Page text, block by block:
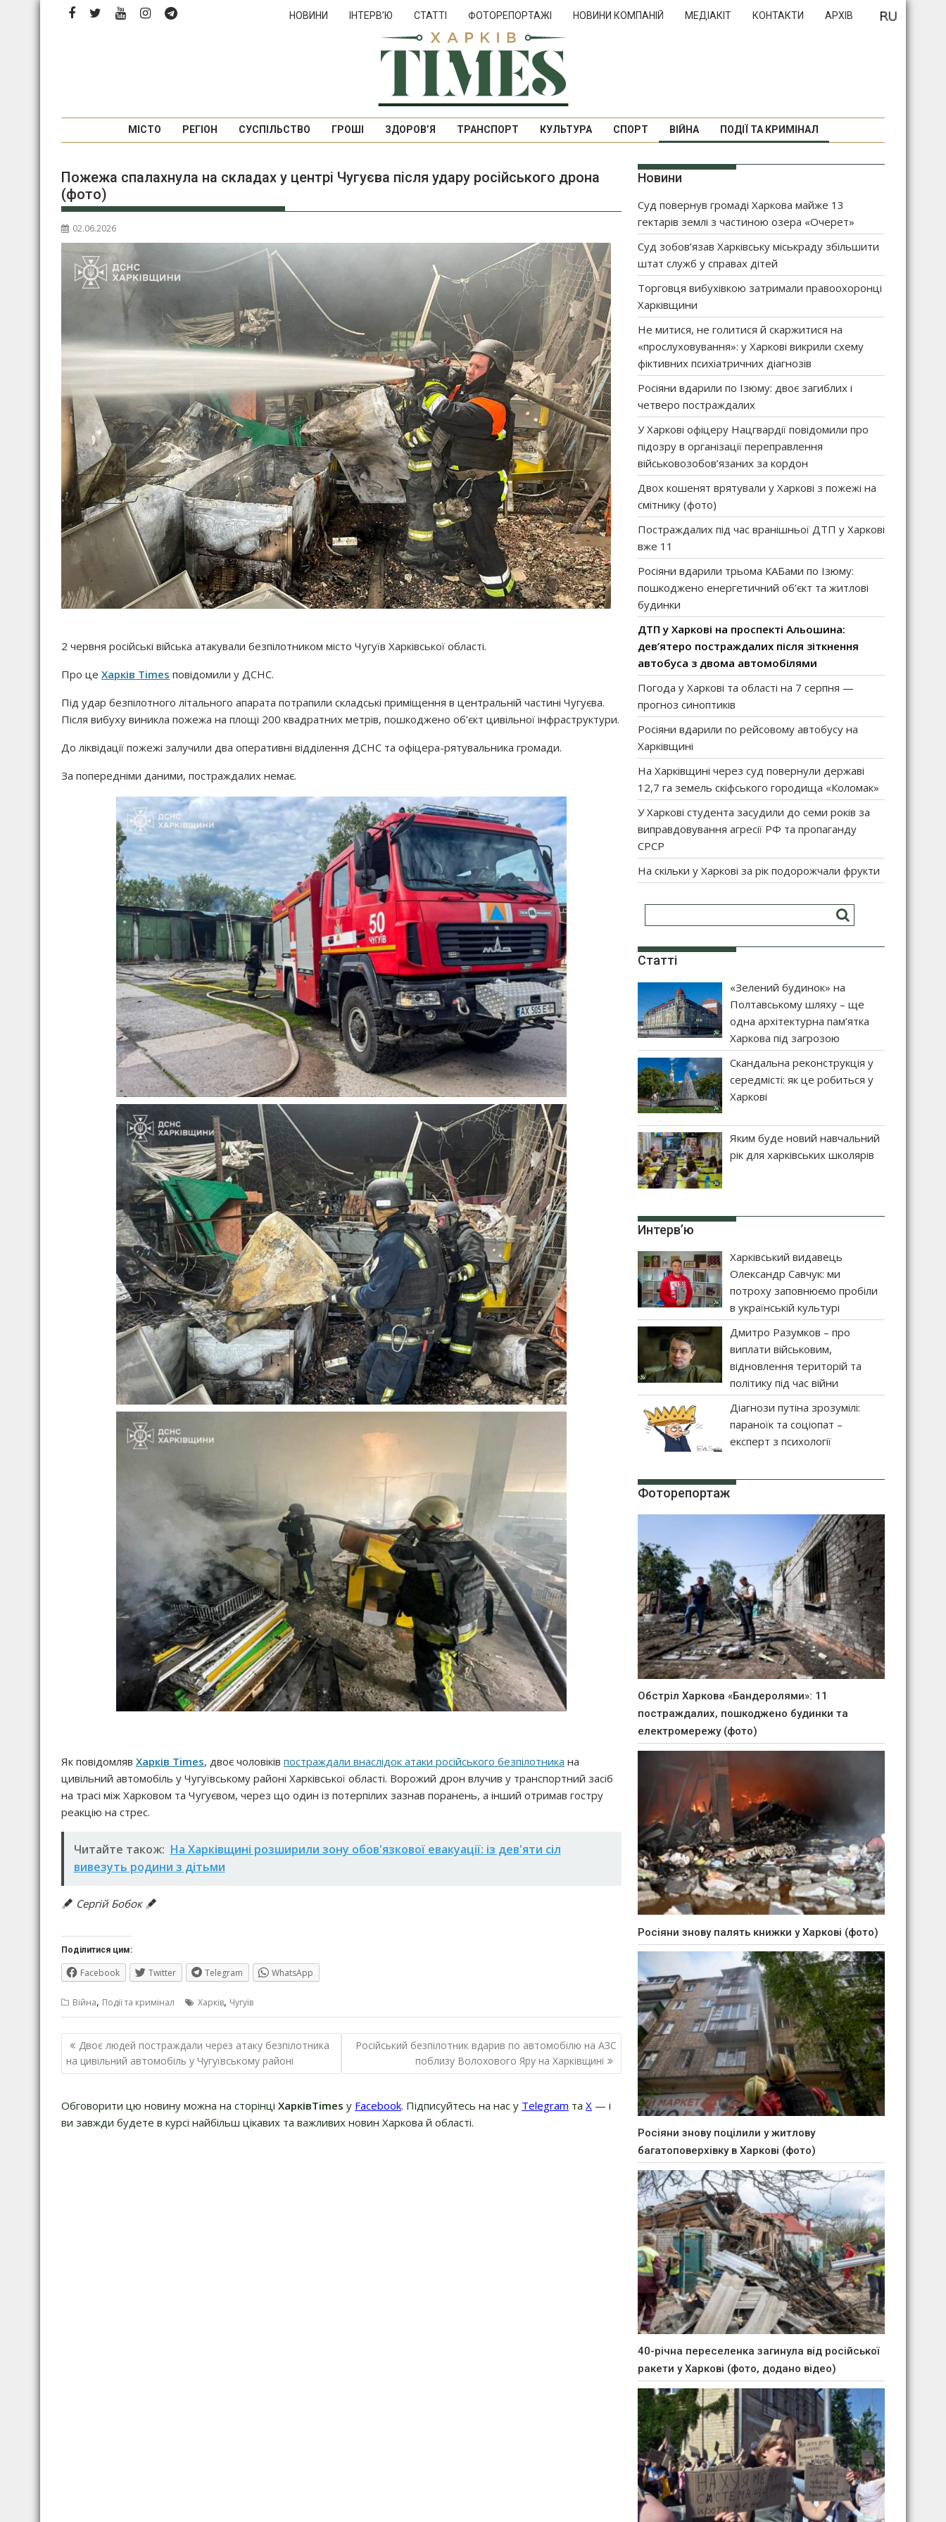
Перейти
НОВИНИ ІНТЕРВ’Ю СТАТТІ ФОТОРЕПОРТАЖІ НОВИНИ КОМПАНІЙ МЕДІАКІТ КОНТАКТИ АРХІВ
МІСТО РЕГІОН СУСПІЛЬСТВО ГРОШІ ЗДОРОВ’Я ТРАНСПОРТ КУЛЬТУРА СПОРТ ВІЙНА ПОДІЇ ТА КРИМІНАЛ
Пожежа спалахнула на складах у центрі Чугуєва після удару російського дрона
(фото)
02.06.2026
2 червня російські війська атакували безпілотником місто Чугуїв Харківської області.
Про це Харків Times повідомили у ДСНС.
Під удар безпілотного літального апарата потрапили складські приміщення в центральній частині Чугуєва.
Після вибуху виникла пожежа на площі 200 квадратних метрів, пошкоджено об’єкт цивільної інфраструктури.
До ліквідації пожежі залучили два оперативні відділення ДСНС та офіцера-рятувальника громади.
За попередніми даними, постраждалих немає.
Як повідомляв Харків Times, двоє чоловіків постраждали внаслідок атаки російського безпілотника на
цивільний автомобіль у Чугуївському районі Харківської області. Ворожий дрон влучив у транспортний засіб
на трасі між Харковом та Чугуєвом, через що один із потерпілих зазнав поранень, а інший отримав гостру
реакцію на стрес.
Читайте також: На Харківщині розширили зону обов'язкової евакуації: із дев'яти сіл
вивезуть родини з дітьми
Сергій Бобок
Поділитися цим:
Facebook Twitter Telegram WhatsApp
Війна, Події та кримінал Харків, Чугуїв
Навігація
записів
Двоє людей постраждали через атаку безпілотника
на цивільний автомобіль у Чугуївському районі
Російський безпілотник вдарив по автомобілю на АЗС
поблизу Волохового Яру на Харківщині
Обговорити цю новину можна на сторінці ХарківTimes у Facebook. Підписуйтесь на нас у Telegram та Х — і
ви завжди будете в курсі найбільш цікавих та важливих новин Харкова й області.
Новини
Суд повернув громаді Харкова майже 13
гектарів землі з частиною озера «Очерет»
Суд зобов’язав Харківську міськраду збільшити
штат служб у справах дітей
Торговця вибухівкою затримали правоохоронці
Харківщини
Не митися, не голитися й скаржитися на
«прослуховування»: у Харкові викрили схему
фіктивних психіатричних діагнозів
Росіяни вдарили по Ізюму: двоє загиблих і
четверо постраждалих
У Харкові офіцеру Нацгвардії повідомили про
підозру в організації переправлення
військовозобов’язаних за кордон
Двох кошенят врятували у Харкові з пожежі на
смітнику (фото)
Постраждалих під час вранішньої ДТП у Харкові
вже 11
Росіяни вдарили трьома КАБами по Ізюму:
пошкоджено енергетичний об’єкт та житлові
будинки
ДТП у Харкові на проспекті Альошина:
дев’ятеро постраждалих після зіткнення
автобуса з двома автомобілями
Погода у Харкові та області на 7 серпня —
прогноз синоптиків
Росіяни вдарили по рейсовому автобусу на
Харківщині
На Харківщині через суд повернули державі
12,7 га земель скіфського городища «Коломак»
У Харкові студента засудили до семи років за
виправдовування агресії РФ та пропаганду
СРСР
На скільки у Харкові за рік подорожчали фрукти
Статті
«Зелений будинок» на
Полтавському шляху – ще
одна архітектурна пам’ятка
Харкова під загрозою
Скандальна реконструкція у
середмісті: як це робиться у
Харкові
Яким буде новий навчальний
рік для харківських школярів
Интерв’ю
Харківський видавець
Олександр Савчук: ми
потроху заповнюємо пробіли
в українській культурі
Дмитро Разумков – про
виплати військовим,
відновлення територій та
політику під час війни
Діагнози путіна зрозумілі:
параноїк та соціопат –
експерт з психології
Фоторепортаж
Обстріл Харкова «Бандеролями»: 11
постраждалих, пошкоджено будинки та
електромережу (фото)
Росіяни знову палять книжки у Харкові (фото)
Росіяни знову поцілили у житлову
багатоповерхівку в Харкові (фото)
40-річна переселенка загинула від російської
ракети у Харкові (фото, додано відео)